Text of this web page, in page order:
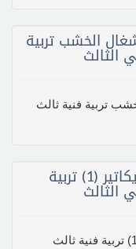
الخشب تربية
الثالث
تربية فنية ثالث
حل درس فن رسوم الكرتون الكاريكاتير (1) تربية
الثالث
حل درس فن رسوم الكرتون الكاريكاتير (1) تربية فنية ثالث